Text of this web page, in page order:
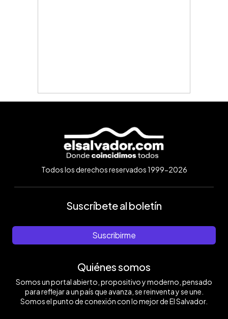
Todos los derechos reservados 1999-2026
Suscríbete al boletín
Suscribirme
Quiénes somos
Somos un portal abierto, propositivo y moderno, pensado
para reflejar a un país que avanza, se reinventa y se une.
Somos el punto de conexión con lo mejor de El Salvador.